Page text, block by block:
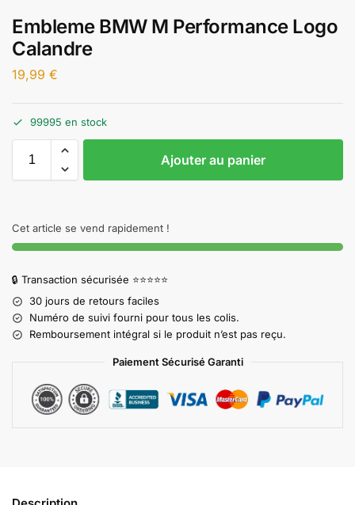
Embleme BMW M Performance Logo
Calandre
19,99 €
99995 en stock
Ajouter au panier
Cet article se vend rapidement !
🔒 Transaction sécurisée ⭐⭐⭐⭐⭐
30 jours de retours faciles
Numéro de suivi fourni pour tous les colis.
Remboursement intégral si le produit n’est pas reçu.
Paiement Sécurisé Garanti